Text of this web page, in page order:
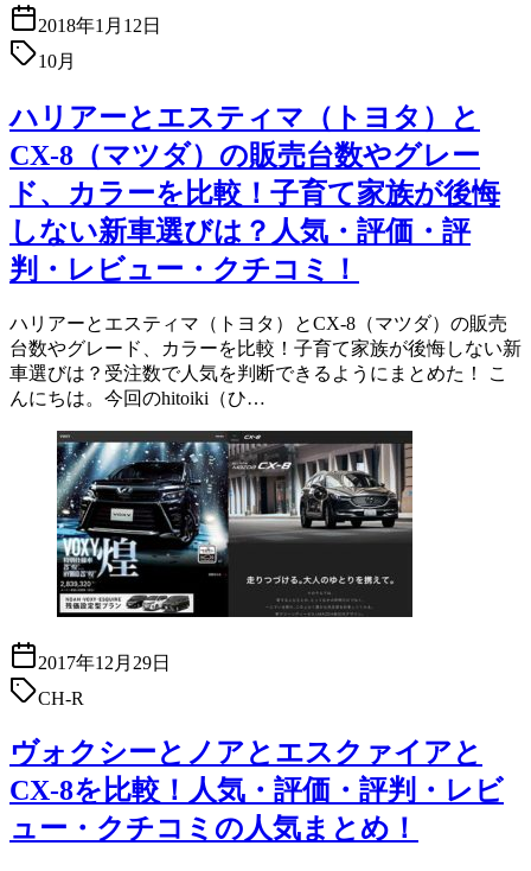
2018年1月12日
10月
ハリアーとエスティマ（トヨタ）と
CX-8（マツダ）の販売台数やグレー
ド、カラーを比較！子育て家族が後悔
しない新車選びは？人気・評価・評
判・レビュー・クチコミ！
ハリアーとエスティマ（トヨタ）とCX-8（マツダ）の販売
台数やグレード、カラーを比較！子育て家族が後悔しない新
車選びは？受注数で人気を判断できるようにまとめた！ こ
んにちは。今回のhitoiki（ひ…
2017年12月29日
CH-R
ヴォクシーとノアとエスクァイアと
CX-8を比較！人気・評価・評判・レビ
ュー・クチコミの人気まとめ！